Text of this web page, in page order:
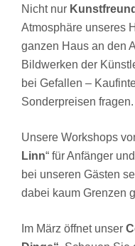
Nicht nur
Atmosphäre unseres
ganzen Haus an den
Bildwerken der
bei Gefallen –
Sonderpreisen fragen.
Unsere Workshops
Linn“ für Anfänger
bei unseren Gästen
dabei kaum Grenzen
Im März öffnet unser